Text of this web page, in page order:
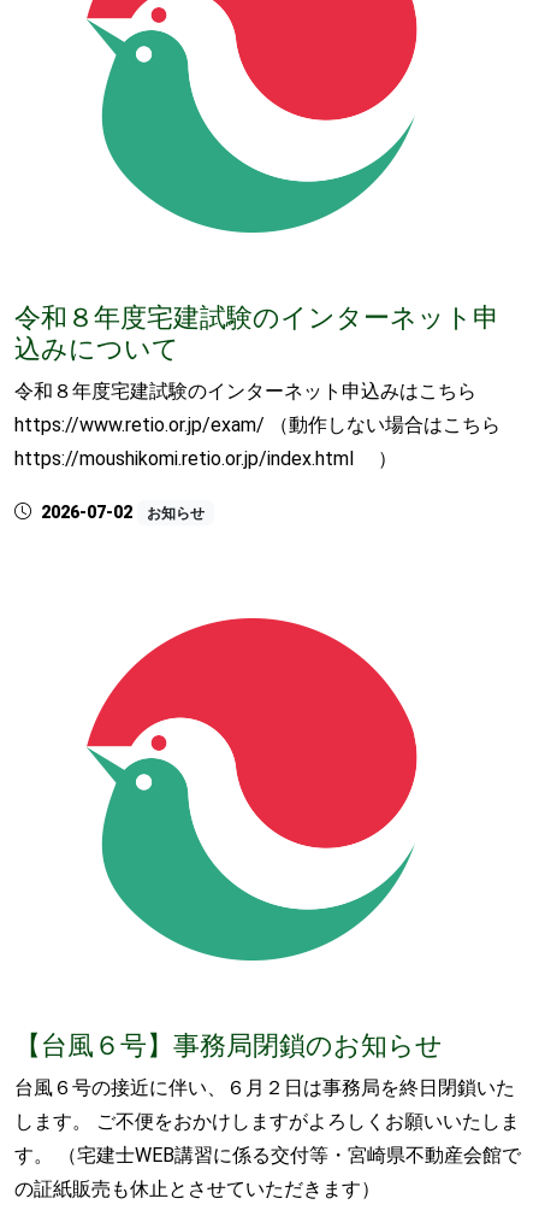
令和８年度宅建試験のインターネット申
込みについて
令和８年度宅建試験のインターネット申込みはこちら
https://www.retio.or.jp/exam/ （動作しない場合はこちら
https://moushikomi.retio.or.jp/index.html ）
2026-07-02 お知らせ
【台風６号】事務局閉鎖のお知らせ
台風６号の接近に伴い、６月２日は事務局を終日閉鎖いた
します。 ご不便をおかけしますがよろしくお願いいたしま
す。 （宅建士WEB講習に係る交付等・宮崎県不動産会館で
の証紙販売も休止とさせていただきます）